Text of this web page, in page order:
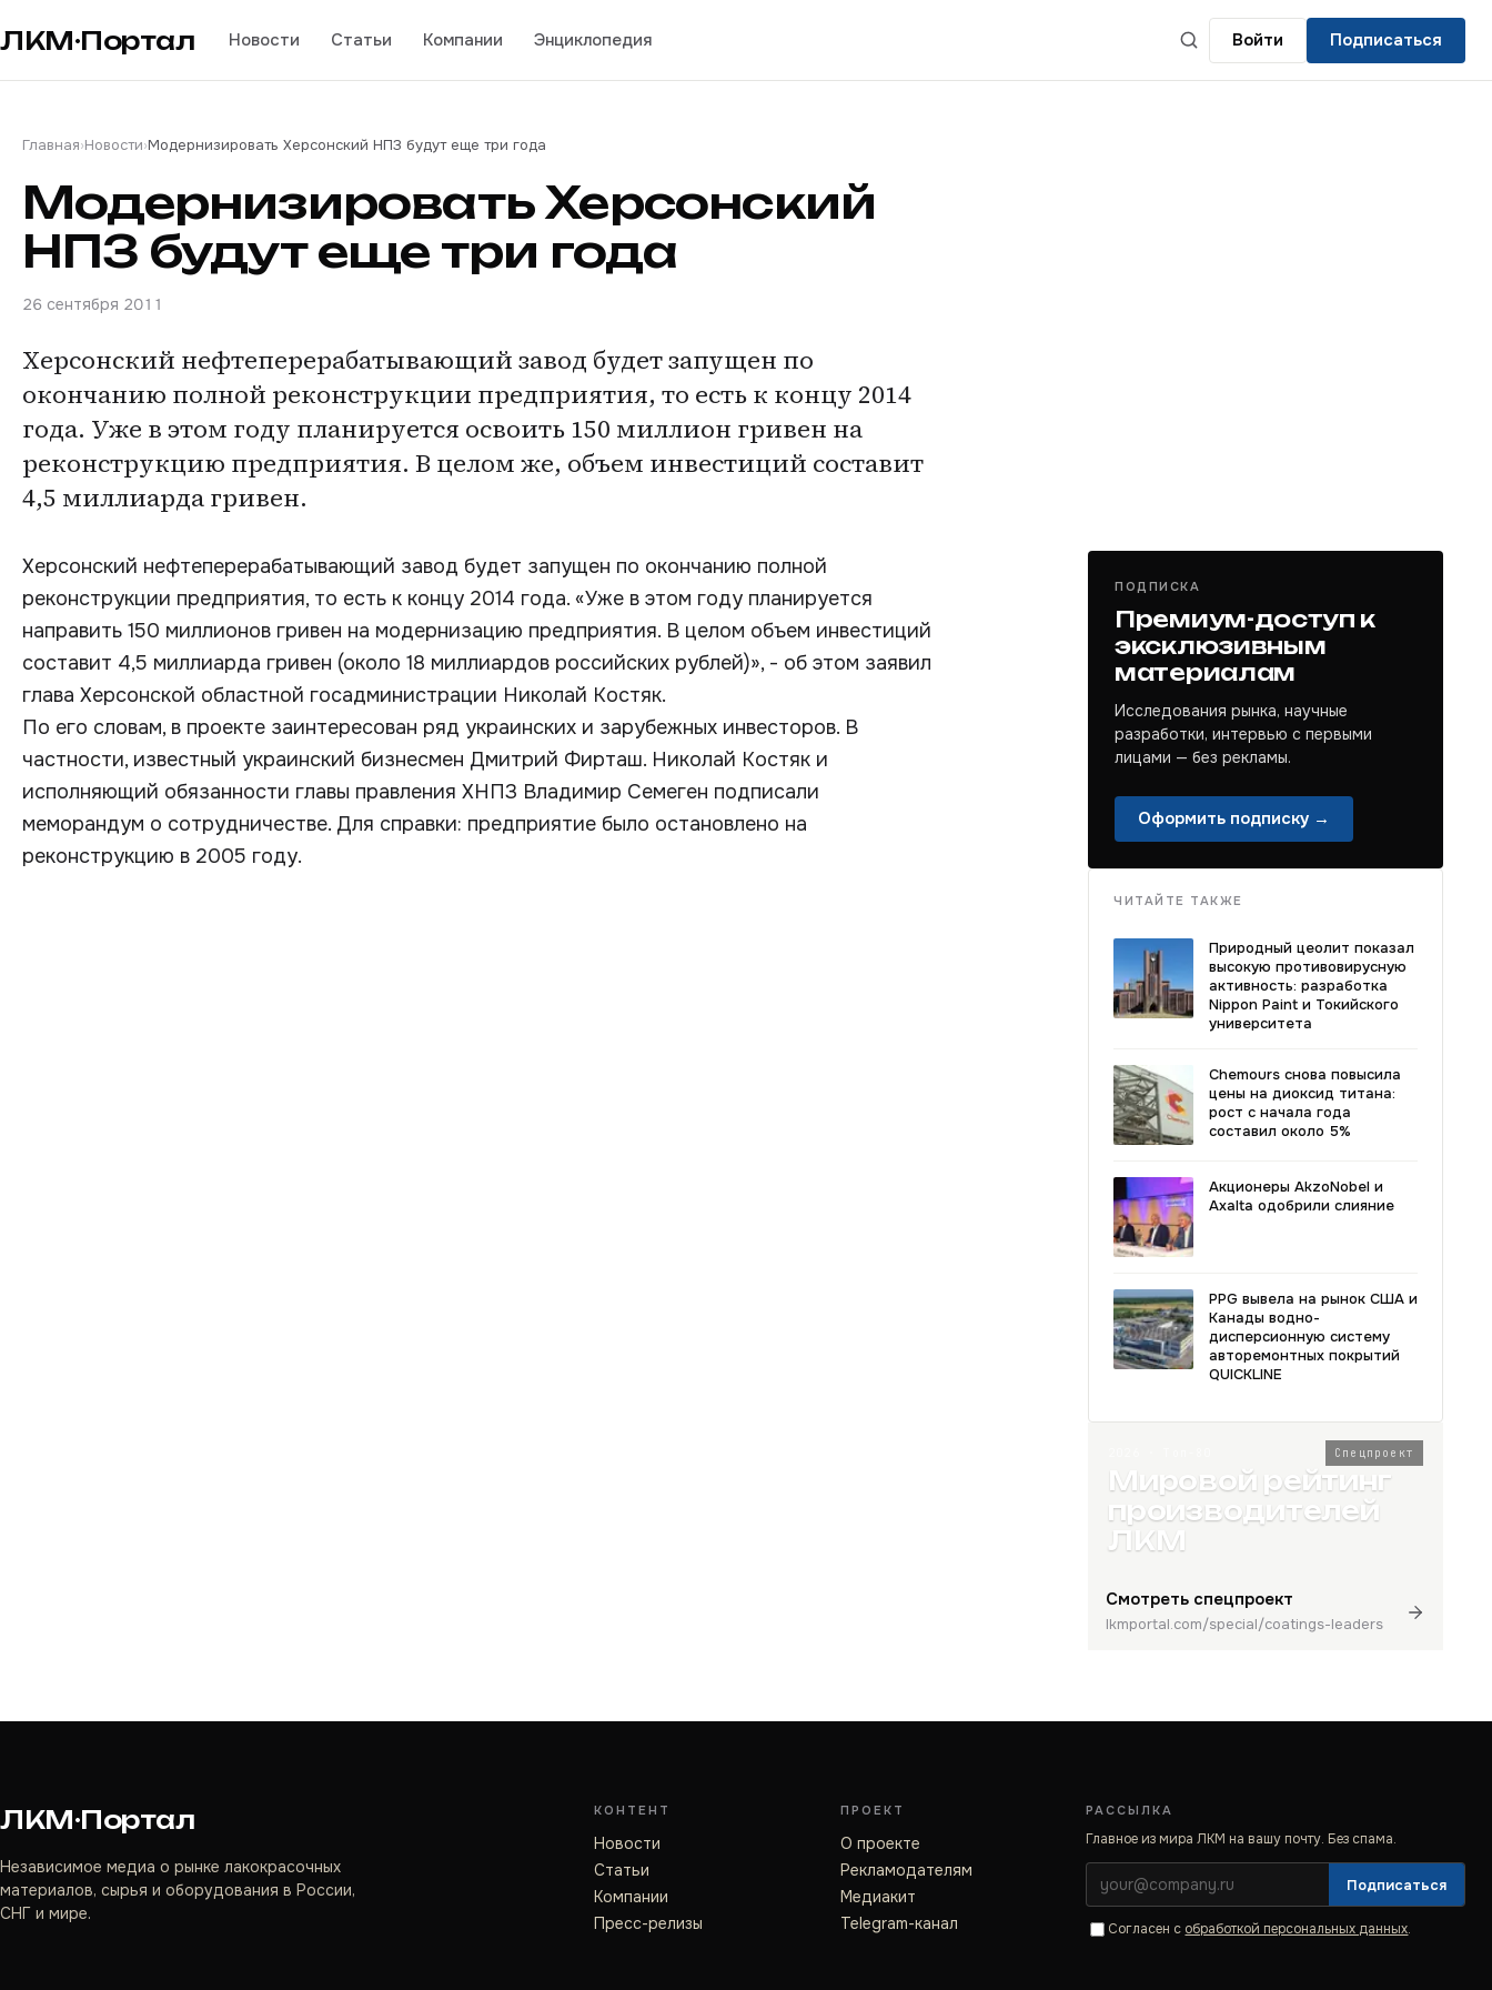
ЛКМ·Портал Новости Статьи Компании Энциклопедия Войти Подписаться
Главная›Новости›Модернизировать Херсонский НПЗ будут еще три года
Модернизировать Херсонский
НПЗ будут еще три года
26 сентября 2011
Херсонский нефтеперерабатывающий завод будет запущен по
окончанию полной реконструкции предприятия, то есть к концу 2014
года. Уже в этом году планируется освоить 150 миллион гривен на
реконструкцию предприятия. В целом же, объем инвестиций составит
4,5 миллиарда гривен.
Херсонский нефтеперерабатывающий завод будет запущен по окончанию полной
реконструкции предприятия, то есть к концу 2014 года. «Уже в этом году планируется
направить 150 миллионов гривен на модернизацию предприятия. В целом объем инвестиций
составит 4,5 миллиарда гривен (около 18 миллиардов российских рублей)», - об этом заявил
глава Херсонской областной госадминистрации Николай Костяк.
По его словам, в проекте заинтересован ряд украинских и зарубежных инвесторов. В
частности, известный украинский бизнесмен Дмитрий Фирташ. Николай Костяк и
исполняющий обязанности главы правления ХНПЗ Владимир Семеген подписали
меморандум о сотрудничестве. Для справки: предприятие было остановлено на
реконструкцию в 2005 году.
ПОДПИСКА
Премиум-доступ к
эксклюзивным
материалам
Исследования рынка, научные
разработки, интервью с первыми
лицами — без рекламы.
Оформить подписку →
ЧИТАЙТЕ ТАКЖЕ
Природный цеолит показал
высокую противовирусную
активность: разработка
Nippon Paint и Токийского
университета
Chemours снова повысила
цены на диоксид титана:
рост с начала года
составил около 5%
Акционеры AkzoNobel и
Axalta одобрили слияние
PPG вывела на рынок США и
Канады водно-
дисперсионную систему
авторемонтных покрытий
QUICKLINE
Спецпроект
Мировой рейтинг
производителей
ЛКМ
Смотреть спецпроект
lkmportal.com/special/coatings-leaders
ЛКМ·Портал
Независимое медиа о рынке лакокрасочных
материалов, сырья и оборудования в России,
СНГ и мире.
КОНТЕНТ
Новости
Статьи
Компании
Пресс-релизы
ПРОЕКТ
О проекте
Рекламодателям
Медиакит
Telegram-канал
РАССЫЛКА
Главное из мира ЛКМ на вашу почту. Без спама.
Подписаться
Согласен с обработкой персональных данных.